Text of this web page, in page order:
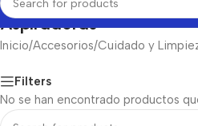
Aspiradoras
Inicio/Accesorios/Cuidado y
Filters
No se han encontrado productos